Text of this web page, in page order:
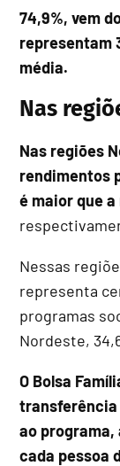
74,9%, vem
representam
média.
Nas
Nas regiões
rendimentos
é maior que
Nessas
representa
programas
Nordeste,
O Bolsa
transferência
ao programa,
cada pessoa